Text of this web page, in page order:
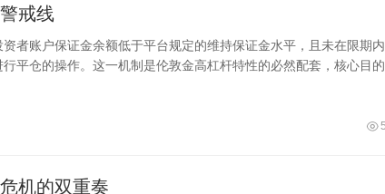
戒线
者账户保证金余额低于平台规定的维持保证金水平，且未在限期
平仓的操作。这一机制是伦敦金高杠杆特性的必然配套，核心目的
机的双重奏